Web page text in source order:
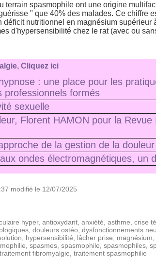
terrain spasmophile ont une origine
" que 40% des malades. Ce chiffre
déficit nutritionnel en magnésium supérieur
d'hypersensibilité chez le rat (avec ou
Cliquez ici
: une place pour les
professionnels formés
sexuelle
Florent HAMON pour la
de la gestion de la
ondes électromagnétiques, un
modifié le 12/07/2025
hyper, antioxydant anxiété asthme crise
douleurs ostéo dysfonctionnements
hypersensibilité lâcher prise magnésium
spasmes spasmophile spasmophiles
traitement fibromyalgie traitement spasmophilie